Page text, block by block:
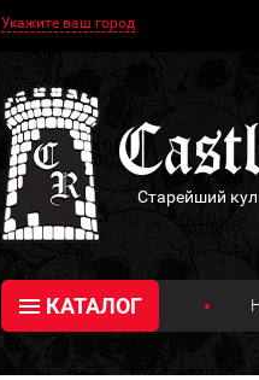
Укажите ваш город
Старейший
КАТАЛОГ